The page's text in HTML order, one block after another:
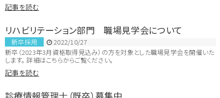
記事を読む
リハビリテーション部門 職場見学会について
新卒採用
2022/10/27
新卒（2023年3月資格取得見込み）の方を対象とした職場見学会を開催いた
します。 詳細はこちらからご覧ください。
記事を読む